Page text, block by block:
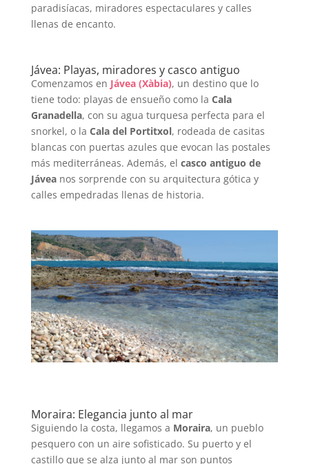
paradisíacas, miradores espectaculares y calles
llenas de encanto.
Jávea: Playas, miradores y casco antiguo
Comenzamos en Jávea (Xàbia), un destino que lo
tiene todo: playas de ensueño como la Cala
Granadella, con su agua turquesa perfecta para el
snorkel, o la Cala del Portitxol, rodeada de casitas
blancas con puertas azules que evocan las postales
más mediterráneas. Además, el casco antiguo de
Jáveanos sorprende con su arquitectura gótica y
calles empedradas llenas de historia.
Moraira: Elegancia junto al mar
Siguiendo la costa, llegamos a Moraira, un pueblo
pesquero con un aire sofisticado. Su puerto y el
castillo que se alza junto al mar son puntos